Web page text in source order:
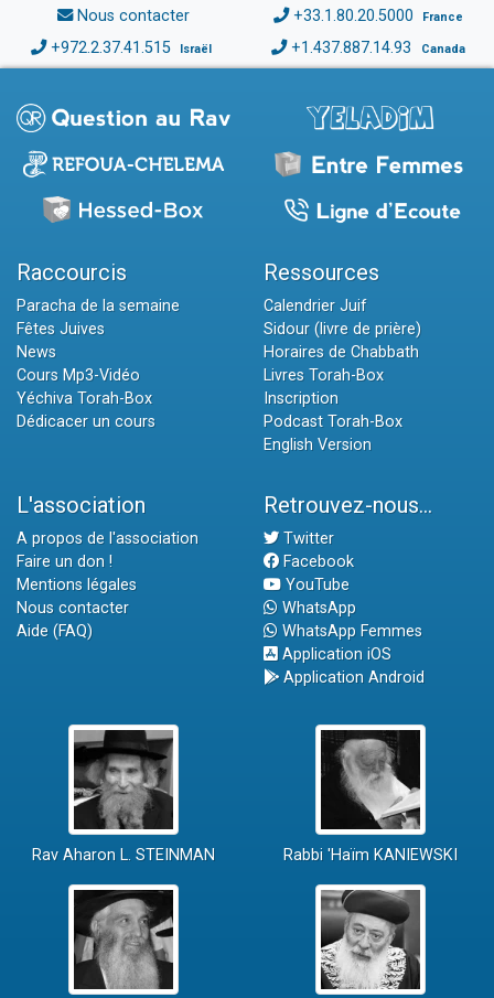
Nous contacter +33.1.80.20.5000 France
+972.2.37.41.515 Israël +1.437.887.14.93 Canada
Raccourcis
Paracha de la semaine
Fêtes Juives
News
Cours Mp3-Vidéo
Yéchiva Torah-Box
Dédicacer un cours
Ressources
Calendrier Juif
Sidour (livre de prière)
Horaires de Chabbath
Livres Torah-Box
Inscription
Podcast Torah-Box
English Version
L'association
A propos de l'association
Faire un don !
Mentions légales
Nous contacter
Aide (FAQ)
Retrouvez-nous...
Twitter
Facebook
YouTube
WhatsApp
WhatsApp Femmes
Application iOS
Application Android
Rav Aharon L. STEINMAN Rabbi 'Haïm KANIEWSKI